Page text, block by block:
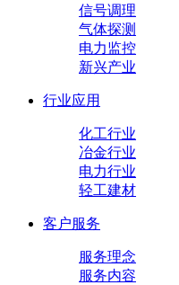
信号调理
气体探测
电力监控
新兴产业
行业应用
化工行业
冶金行业
电力行业
轻工建材
客户服务
服务理念
服务内容